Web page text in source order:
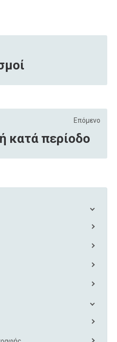
Επόμενο
κατά περίοδο